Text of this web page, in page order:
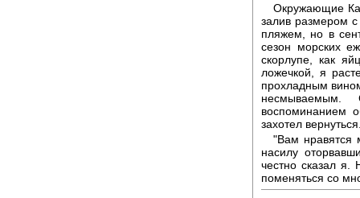
Окружающие
залив размером
пляжем, но в
сезон морских
скорлупе, как
ложечкой, я
прохладным
воспоминанием
захотел
"Вам нравятся
насилу
честно сказал я.
поменяться со